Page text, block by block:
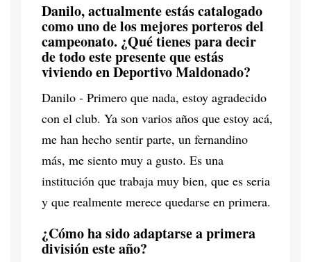
Danilo, actualmente estás catalogado
como uno de los mejores porteros del
campeonato. ¿Qué tienes para decir
de todo este presente que estás
viviendo en Deportivo Maldonado?
Danilo - Primero que nada, estoy agradecido
con el club. Ya son varios años que estoy acá,
me han hecho sentir parte, un fernandino
más, me siento muy a gusto. Es una
institución que trabaja muy bien, que es seria
y que realmente merece quedarse en primera.
¿Cómo ha sido adaptarse a primera
división este año?